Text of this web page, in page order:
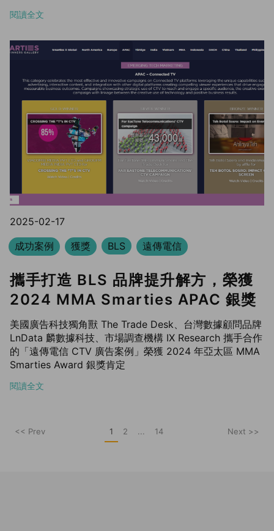
閱讀全文
2025-02-17
成功案例
獲獎 BLS 遠傳電信
攜手打造 BLS 品牌提升解方，榮獲
2024 MMA Smarties APAC 銀獎
美國廣告科技獨角獸 The Trade Desk、台灣數據顧問品牌
LnData 麟數據科技、市場調查機構 IX Research 攜手合作
的「遠傳電信 CTV 廣告案例」榮獲 2024 年亞太區 MMA
Smarties Award 銀獎肯定
閱讀全文
<< Prev 1 2 ... 14 Next >>